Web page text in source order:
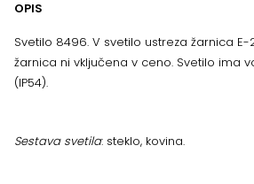
OPIS
Svetilo 8496. V svetilo ustreza žarnica E-
žarnica ni vključena v ceno. Svetilo ima
(IP54).
Sestava svetila: steklo, kovina.